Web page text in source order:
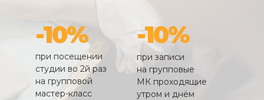
при записи
на групповые
МК проходящие
утром и днём
-10%
при посещении
студии во 2й раз
на групповой
мастер-класс
-10%